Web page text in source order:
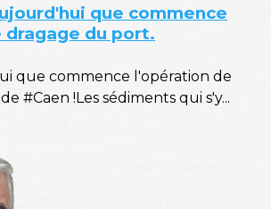
que commence
du port.
que commence l'opération de
#Caen !Les sédiments qui s'y...